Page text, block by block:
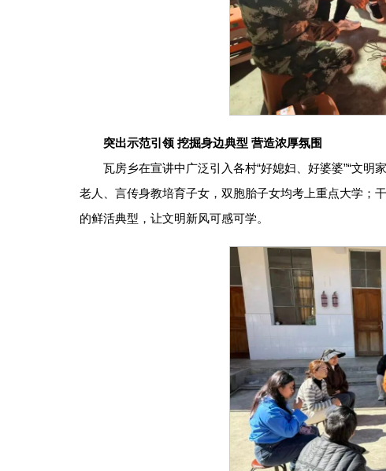
突出示范引领 挖掘身边典型 营造浓厚氛围
瓦房乡在宣讲中广泛引入各村“好媳妇、好婆婆”“文
老人、言传身教培育子女，双胞胎子女均考上重点大学；
的鲜活典型，让文明新风可感可学。